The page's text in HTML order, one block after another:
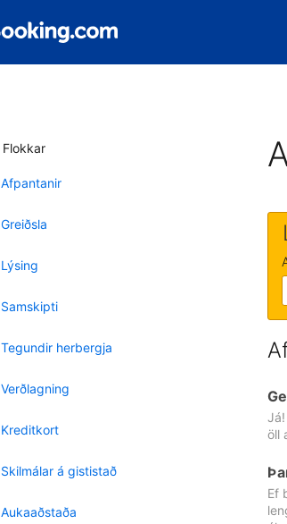
Flokkar
Afpantanir
Greiðsla
Lýsing
Samskipti
Tegundir herbergja
Verðlagning
Kreditkort
Skilmálar á gististað
Aukaaðstaða
öll
Ef